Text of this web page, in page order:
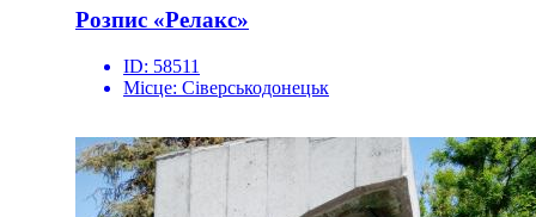
Розпис «Релакс»
ID: 58511
Місце: Сіверськодонецьк